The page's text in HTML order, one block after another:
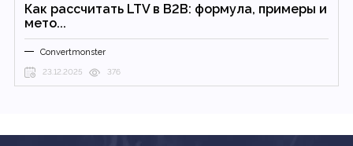
Как рассчитать LTV в B2B: формула, примеры и
мето...
Convertmonster
23.12.2025 376